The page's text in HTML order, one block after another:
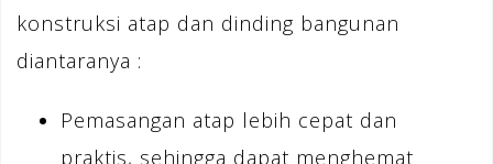
konstruksi atap dan dinding bangunan
diantaranya :
Pemasangan atap lebih cepat dan
praktis, sehingga dapat menghemat